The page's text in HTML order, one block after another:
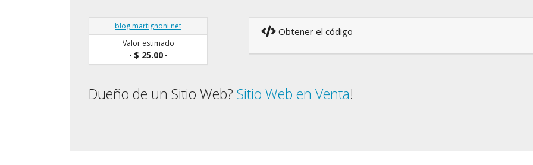
blog.martignoni.net
Valor estimado
• $ 25.00•
Obtener el código
Dueño de un Sitio Web? Sitio Web en Venta!